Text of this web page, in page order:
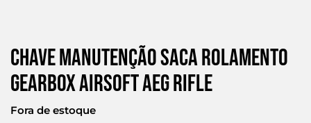
Chave Manutenção Saca Rolamento
Gearbox Airsoft Aeg Rifle
Fora de estoque